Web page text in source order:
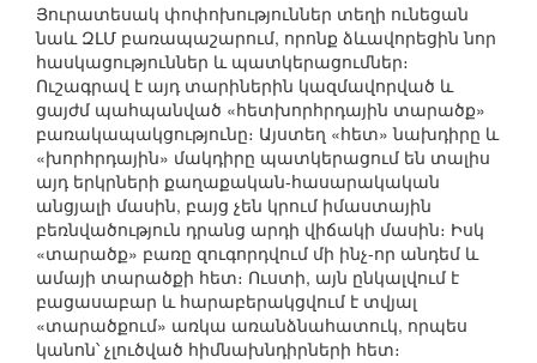
Յուրատեսակ փոփոխություններ տեղի ունեցան
նաև ԶԼՄ բառապաշարում, որոնք ձևավորեցին նոր
հասկացություններ և պատկերացումներ։
Ուշագրավ է այդ տարիներին կազմավորված և
ցայժմ պահպանված «հետխորհրդային տարածք»
բառակապակցությունը։ Այստեղ «հետ» նախդիրը և
«խորհրդային» մակդիրը պատկերացում են տալիս
այդ երկրների քաղաքական-հասարակական
անցյալի մասին, բայց չեն կրում իմաստային
բեռնվածություն դրանց արդի վիճակի մասին։ Իսկ
«տարածք» բառը զուգորդվում մի ինչ-որ անդեմ և
ամայի տարածքի հետ։ Ուստի, այն ընկալվում է
բացասաբար և հարաբերակցվում է տվյալ
«տարածքում» առկա առանձնահատուկ, որպես
կանոն՝ չլուծված հիմնախնդիրների հետ։